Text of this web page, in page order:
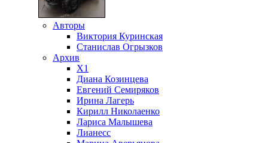
Авторы
Виктория Куринская
Станислав Огрызков
Архив
X1
Диана Козинцева
Евгений Семиряков
Ирина Лагерь
Кирилл Николаенко
Лариса Малышева
Лианесс